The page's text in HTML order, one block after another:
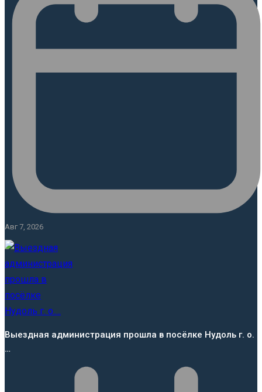
Авг 7, 2026
Выездная администрация прошла в посёлке Нудоль г. о.
…